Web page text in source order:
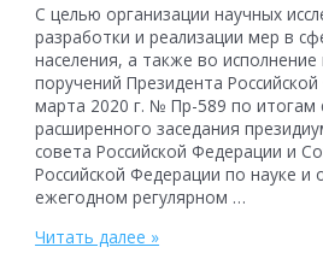
С целью организации научных
разработки и реализации мер в
населения, а также во исполнение
поручений Президента
марта 2020 г. № Пр-589 по итогам
расширенного заседания
совета Российской Федерации и
Российской Федерации по науке и
ежегодном регулярном …
Опрос
Читать далее »